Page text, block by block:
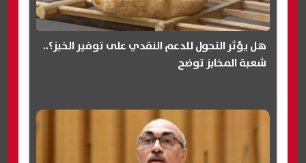
هل يؤثر التحول للدعم النقدي على توفير الخبز؟..
شعبة المخابز توضح